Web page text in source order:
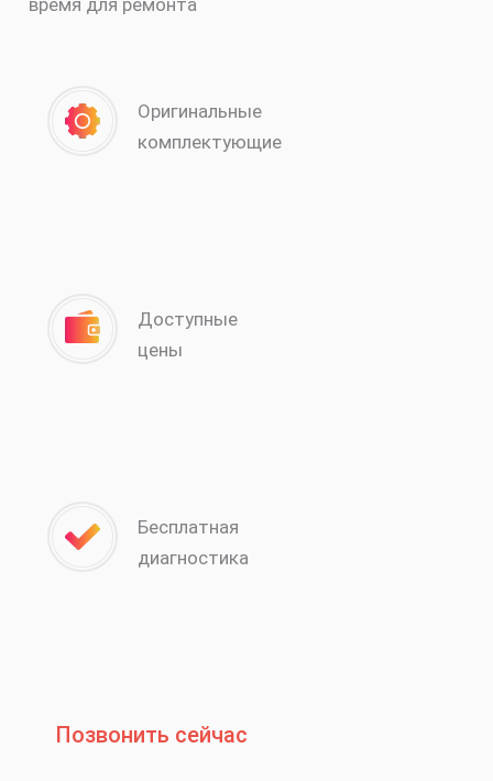
время для ремонта
Оригинальные
комплектующие
Доступные
цены
Бесплатная
диагностика
Позвонить сейчас